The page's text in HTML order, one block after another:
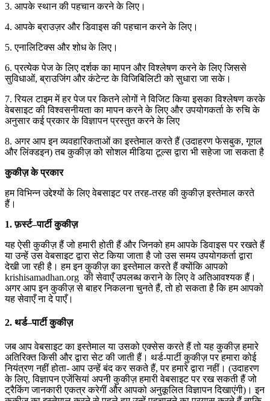
3. आपके स्थान की पहचान करने के लिए।
4. आपके ब्राउज़र और डिवाइस की पहचान करने के लिए।
5. एनालिटिक्स और शोध के लिए।
6. प्रत्येक पेज के लिए दर्शक का मापन और विश्लेषण करने के लिए जिससे
सुविधाओं, ब्राउजिंग और कंटेन्ट के विजिबिलिटी को सुधारा जा सके।
7. रियल टाइम में हर पेज पर कितने लोगों ने विजिट किया इसका विश्लेषण करके
वेबसाइट की विश्वसनीयता का मापन करने के लिए और उपयोगकर्ता के रुचि के
अनुसार कई प्रकार के विज्ञापन प्रस्तुत करने के लिए
8. अगर आप इन व्यवहारिकताओं का इस्तेमाल करते हैं (उदाहरण फेसबुक, गूगल
और लिंक्डइन) तब कुकीज़ को सोशल मीडिया टूल्स द्वारा भी सहेजा जा सकता है
कुकीज़ के प्रकार
हम विभिन्न उद्देश्यों के लिए वेबसाइट पर तरह-तरह की कुकीज़ इस्तेमाल करते
हैं।
1. फ़र्स्ट–पार्टी कुकीज़
यह ऐसी कुकीज़ हैं जो हमारी होती हैं और जिनको हम आपके डिवाइस पर रखते हैं
या उन्हें उस वेबसाइट द्वारा सेट किया जाता है जो उस समय उपयोगकर्ता द्वारा
देखी जा रही है। हम इन कुकीज़ का इस्तेमाल करते हैं क्योंकि आपको
krishisamadhan.org की सेवाएँ उपलब्ध कराने के लिए वे अतिआवश्यक हैं।
अगर आप इन कुकीज़ से बाहर निकलना चुनते हैं, तो हो सकता है कि हम आपको
यह सेवाएँ ना दे पाएँ।
2. थर्ड–पार्टी कुकीज़
जब आप वेबसाइट का इस्तेमाल या उसको एक्सेस करते हैं तो यह कुकीज़ हमारे
अतिरिक्त किसी और द्वारा सेट की जाती हैं। थर्ड-पार्टी कुकीज़ पर हमारा कोई
नियंत्रण नहीं होता- आप उन्हें बंद कर सकते हैं, पर हमारे द्वारा नहीं। (उदाहरण
के लिए, विज्ञापन एजेंसियां अपनी कुकीज़ हमारी वेबसाइट पर रख सकती हैं जो
ट्रैकिंग जानकारी एकत्र करेगीं और आपको अनुकूलित विज्ञापन दिखाएंगी)। इन